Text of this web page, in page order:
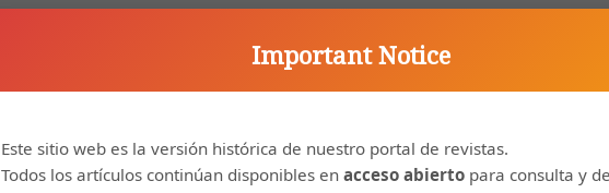
Important Notice
Este sitio web es la versión histórica de nuestro portal de revistas.
Todos los artículos continúan disponibles en acceso abierto para consulta y